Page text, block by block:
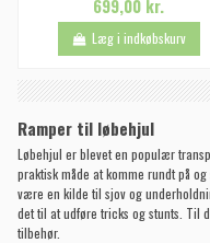
699,00 kr.
Læg i indkøbskurv
Ramper til løbehjul
Løbehjul er blevet en populær
praktisk måde at komme rundt på
være en kilde til sjov og
det til at udføre tricks og stunts. Til
tilbehør.